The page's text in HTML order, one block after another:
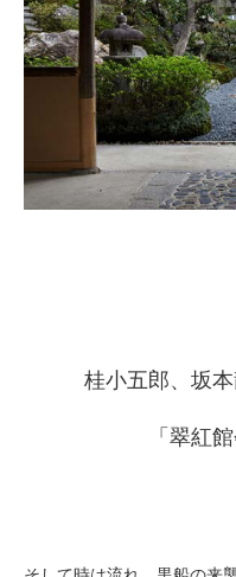
桂小五郎、坂
「翠紅